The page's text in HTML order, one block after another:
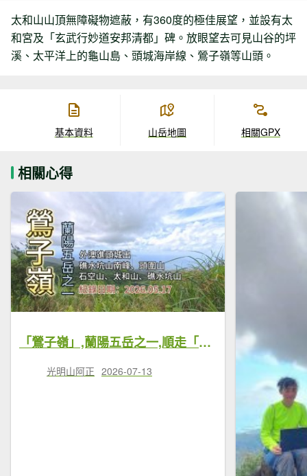
太和山山頂無障礙物遮蔽，有360度的極佳展望，並設有太
和宮及「玄武行妙道安邦清都」碑。放眼望去可見山谷的坪
溪、太平洋上的龜山島、頭城海岸線、鶯子嶺等山頭。
基本資料 山岳地圖 相關GPX
相關心得
「鶯子嶺」,蘭陽五岳之一,順走「石空山」、「太和山」、「礁水坑山」、「礁水坑山南峰」、「頭圍山」，外澳進頭城出,雙向火車可接駁
光明山阿正 2026-07-13